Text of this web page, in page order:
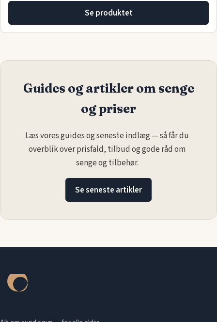
Se produktet
Guides og artikler om senge
og priser
Læs vores guides og seneste indlæg — så får du
overblik over prisfald, tilbud og gode råd om
senge og tilbehør.
Se seneste artikler